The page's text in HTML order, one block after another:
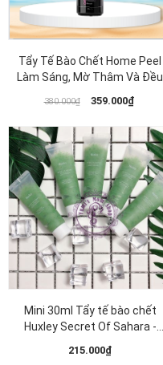
Tẩy Tế Bào Chết Home Peel
Làm Sáng, Mờ Thâm Và Đều
30ml
380.000₫ 359.000₫
Mini 30ml Tẩy tế bào chết
Huxley Secret Of Sahara -
215.000₫